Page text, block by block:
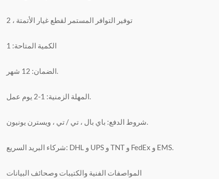
2 ، توفير التوافر المستمر لقطع غيار الأتمتة
الكمية المتاحة: 1
الضمان: 12 شهر.
المهلة الزمنية: 1-2 يوم عمل.
شروط الدفع: باي بال ، تي / تي ، ويسترن يونيون.
شركاء البريد السريع: DHL و UPS و TNT و FedEx و EMS.
المواصفات الفنية والكتيبات وصحائف البيانات